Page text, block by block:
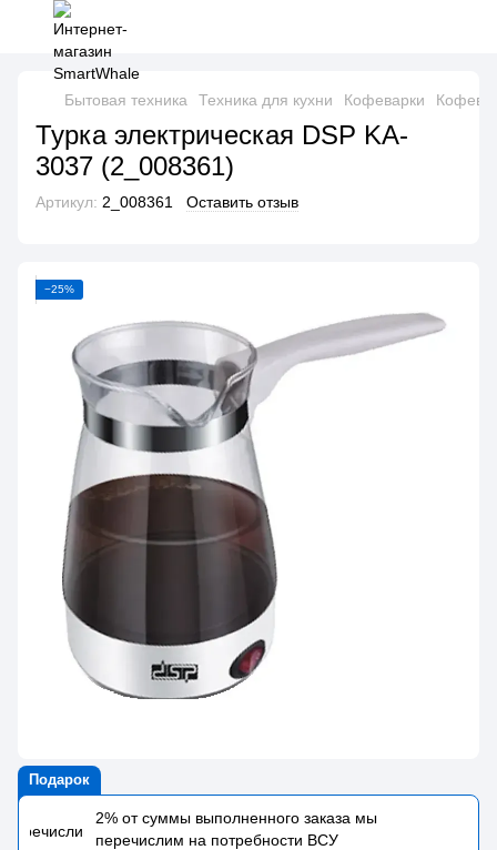
Бытовая техника Техника для кухни Кофеварки
Турка электрическая DSP KA-
3037 (2_008361)
Артикул: 2_008361 Оставить отзыв
−25%
Подарок
2% от суммы выполненного заказа мы
перечислим на потребности BCУ